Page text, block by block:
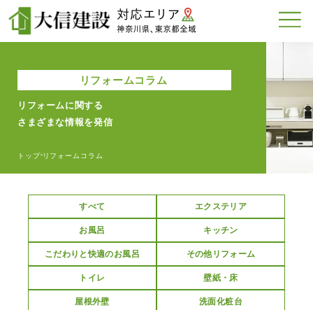
リフォームコラム
リフォームに関する
さまざまな情報を発信
トップ>リフォームコラム
すべて エクステリア
お風呂 キッチン
こだわりと快適のお風呂 その他リフォーム
トイレ 壁紙・床
屋根外壁 洗面化粧台